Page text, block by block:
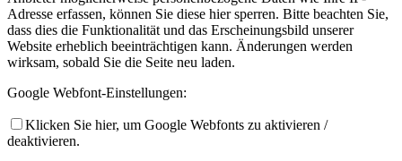
Adresse erfassen, können Sie diese hier sperren. Bitte beachten Sie,
dass dies die Funktionalität und das Erscheinungsbild unserer
Website erheblich beeinträchtigen kann. Änderungen werden
wirksam, sobald Sie die Seite neu laden.
Google Webfont-Einstellungen:
Klicken Sie hier, um Google Webfonts zu aktivieren /
deaktivieren.